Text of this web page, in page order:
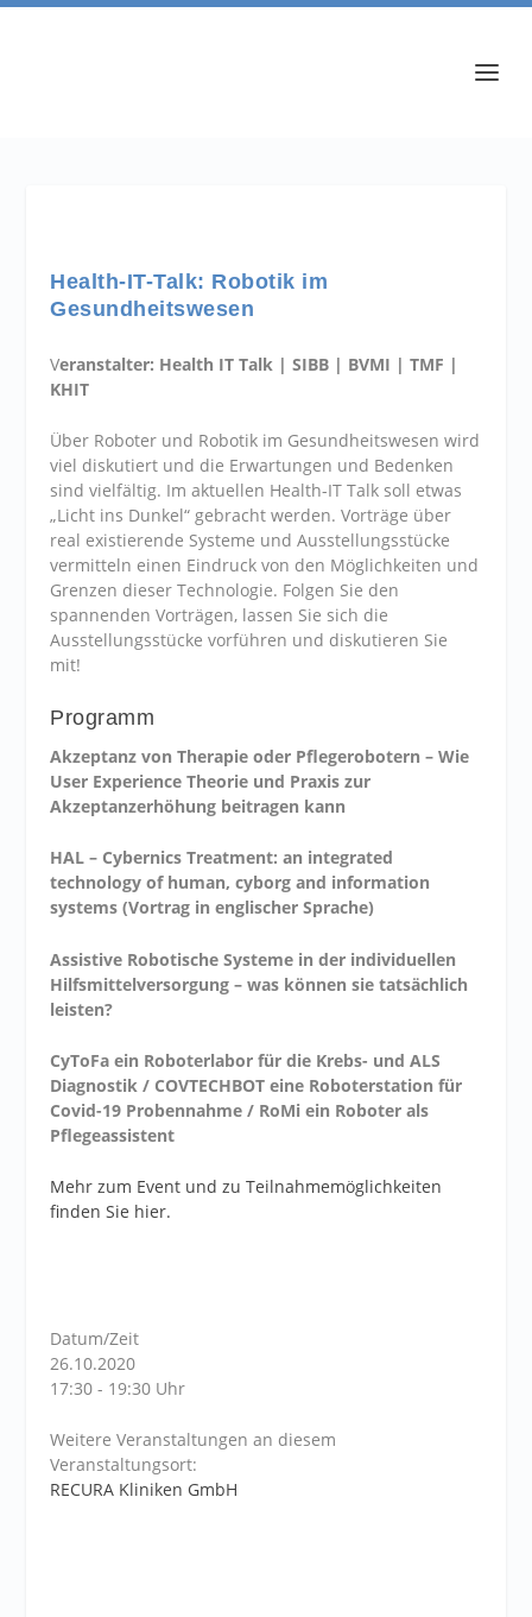
Health-IT-Talk: Robotik im
Gesundheitswesen
Veranstalter: Health IT Talk | SIBB | BVMI | TMF |
KHIT
Über Roboter und Robotik im Gesundheitswesen wird
viel diskutiert und die Erwartungen und Bedenken
sind vielfältig. Im aktuellen Health-IT Talk soll etwas
„Licht ins Dunkel“ gebracht werden. Vorträge über
real existierende Systeme und Ausstellungsstücke
vermitteln einen Eindruck von den Möglichkeiten und
Grenzen dieser Technologie. Folgen Sie den
spannenden Vorträgen, lassen Sie sich die
Ausstellungsstücke vorführen und diskutieren Sie
mit!
Programm
Akzeptanz von Therapie oder Pflegerobotern – Wie
User Experience Theorie und Praxis zur
Akzeptanzerhöhung beitragen kann
HAL – Cybernics Treatment: an integrated
technology of human, cyborg and information
systems (Vortrag in englischer Sprache)
Assistive Robotische Systeme in der individuellen
Hilfsmittelversorgung – was können sie tatsächlich
leisten?
CyToFa ein Roboterlabor für die Krebs- und ALS
Diagnostik / COVTECHBOT eine Roboterstation für
Covid-19 Probennahme / RoMi ein Roboter als
Pflegeassistent
Mehr zum Event und zu Teilnahmemöglichkeiten
finden Sie hier.
Datum/Zeit
26.10.2020
17:30 - 19:30 Uhr
Weitere Veranstaltungen an diesem
Veranstaltungsort:
RECURA Kliniken GmbH